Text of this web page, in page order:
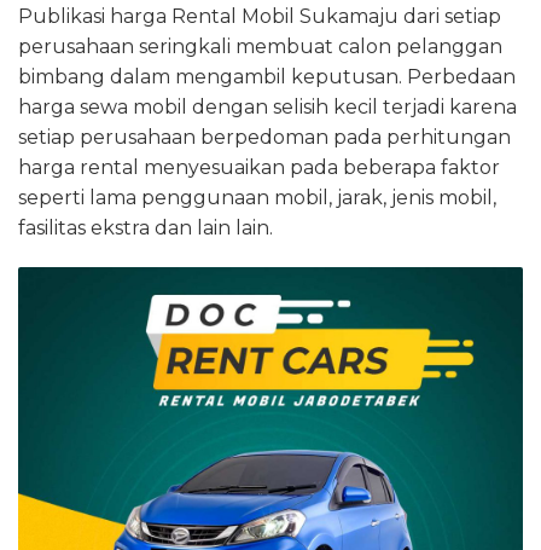
Publikasi harga Rental Mobil Sukamaju dari setiap
perusahaan seringkali membuat calon pelanggan
bimbang dalam mengambil keputusan. Perbedaan
harga sewa mobil dengan selisih kecil terjadi karena
setiap perusahaan berpedoman pada perhitungan
harga rental menyesuaikan pada beberapa faktor
seperti lama penggunaan mobil, jarak, jenis mobil,
fasilitas ekstra dan lain lain.